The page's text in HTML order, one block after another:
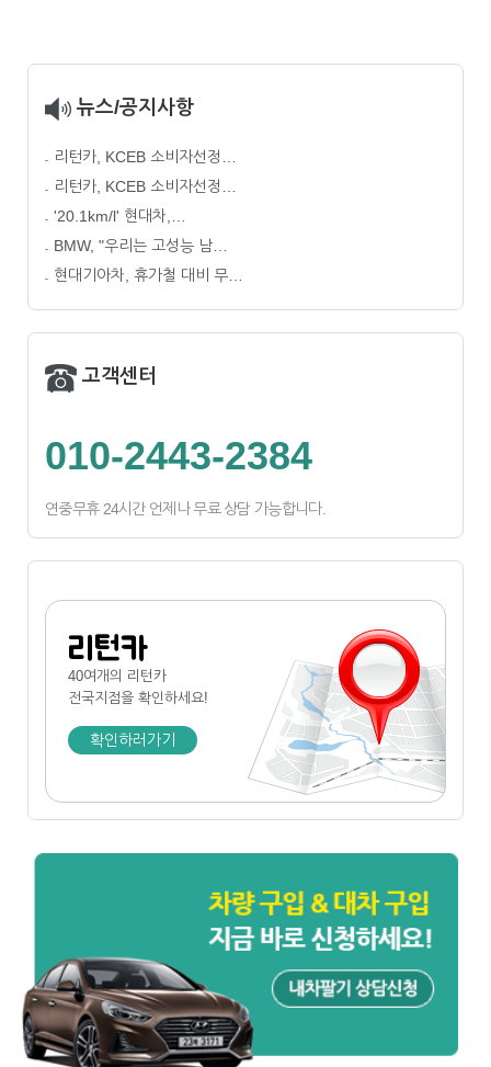
뉴스/공지사항
리턴카, KCEB 소비자선정…
리턴카, KCEB 소비자선정…
'20.1km/l' 현대차,…
BMW, "우리는 고성능 남…
현대기아차, 휴가철 대비 무…
고객센터
010-2443-2384
연중무휴 24시간 언제나 무료 상담 가능합니다.
리턴카
40여개의 리턴카
전국지점을 확인하세요!
확인하러가기